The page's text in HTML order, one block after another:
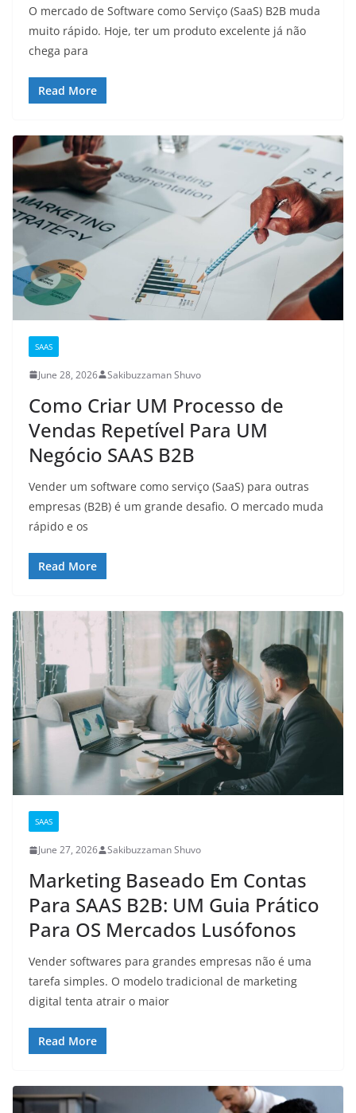
O mercado de Software como Serviço (SaaS) B2B muda
muito rápido. Hoje, ter um produto excelente já não
chega para
Read More
SAAS
June 28, 2026 Sakibuzzaman Shuvo
Como Criar UM Processo de
Vendas Repetível Para UM
Negócio SAAS B2B
Vender um software como serviço (SaaS) para outras
empresas (B2B) é um grande desafio. O mercado muda
rápido e os
Read More
SAAS
June 27, 2026 Sakibuzzaman Shuvo
Marketing Baseado Em Contas
Para SAAS B2B: UM Guia Prático
Para OS Mercados Lusófonos
Vender softwares para grandes empresas não é uma
tarefa simples. O modelo tradicional de marketing
digital tenta atrair o maior
Read More